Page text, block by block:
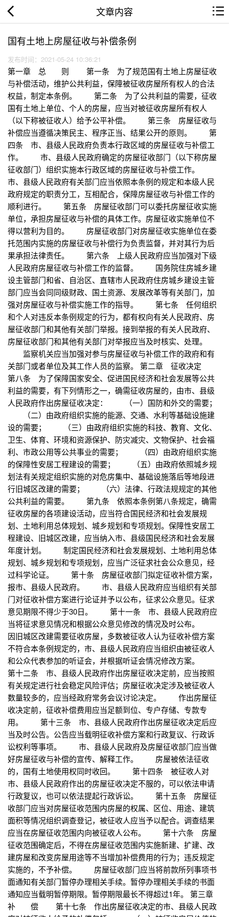
文章内容
国有土地上房屋征收与补偿条例
发布时间：2021-05-24 10:36:21
第一章 总 则 第一条 为了规范国有土地上房屋征收
与补偿活动，维护公共利益，保障被征收房屋所有权人的合法
权益，制定本条例。 第二条 为了公共利益的需要，征收
国有土地上单位、个人的房屋，应当对被征收房屋所有权人
（以下称被征收人）给予公平补偿。 第三条 房屋征收与
补偿应当遵循决策民主、程序正当、结果公开的原则。 第
四条 市、县级人民政府负责本行政区域的房屋征收与补偿工
作。 市、县级人民政府确定的房屋征收部门（以下称房屋
征收部门）组织实施本行政区域的房屋征收与补偿工作。
市、县级人民政府有关部门应当依照本条例的规定和本级人民
政府规定的职责分工，互相配合，保障房屋征收与补偿工作的
顺利进行。 第五条 房屋征收部门可以委托房屋征收实施
单位，承担房屋征收与补偿的具体工作。房屋征收实施单位不
得以营利为目的。 房屋征收部门对房屋征收实施单位在委
托范围内实施的房屋征收与补偿行为负责监督，并对其行为后
果承担法律责任。 第六条 上级人民政府应当加强对下级
人民政府房屋征收与补偿工作的监督。 国务院住房城乡建
设主管部门和省、自治区、直辖市人民政府住房城乡建设主管
部门应当会同同级财政、国土资源、发展改革等有关部门，加
强对房屋征收与补偿实施工作的指导。 第七条 任何组织
和个人对违反本条例规定的行为，都有权向有关人民政府、房
屋征收部门和其他有关部门举报。接到举报的有关人民政府、
房屋征收部门和其他有关部门对举报应当及时核实、处理。
监察机关应当加强对参与房屋征收与补偿工作的政府和有
关部门或者单位及其工作人员的监察。 第二章 征收决定
第八条 为了保障国家安全、促进国民经济和社会发展等公共
利益的需要，有下列情形之一，确需征收房屋的，由市、县级
人民政府作出房屋征收决定： （一）国防和外交的需要；
（二）由政府组织实施的能源、交通、水利等基础设施建
设的需要； （三）由政府组织实施的科技、教育、文化、
卫生、体育、环境和资源保护、防灾减灾、文物保护、社会福
利、市政公用等公共事业的需要； （四）由政府组织实施
的保障性安居工程建设的需要； （五）由政府依照城乡规
划法有关规定组织实施的对危房集中、基础设施落后等地段进
行旧城区改建的需要； （六）法律、行政法规规定的其他
公共利益的需要。 第九条 依照本条例第八条规定，确需
征收房屋的各项建设活动，应当符合国民经济和社会发展规
划、土地利用总体规划、城乡规划和专项规划。保障性安居工
程建设、旧城区改建，应当纳入市、县级国民经济和社会发展
年度计划。 制定国民经济和社会发展规划、土地利用总体
规划、城乡规划和专项规划，应当广泛征求社会公众意见，经
过科学论证。 第十条 房屋征收部门拟定征收补偿方案，
报市、县级人民政府。 市、县级人民政府应当组织有关部
门对征收补偿方案进行论证并予以公布，征求公众意见。征求
意见期限不得少于30日。 第十一条 市、县级人民政府应
当将征求意见情况和根据公众意见修改的情况及时公布。
因旧城区改建需要征收房屋，多数被征收人认为征收补偿方案
不符合本条例规定的，市、县级人民政府应当组织由被征收人
和公众代表参加的听证会，并根据听证会情况修改方案。
第十二条 市、县级人民政府作出房屋征收决定前，应当按照
有关规定进行社会稳定风险评估；房屋征收决定涉及被征收人
数量较多的，应当经政府常务会议讨论决定。 作出房屋征
收决定前，征收补偿费用应当足额到位、专户存储、专款专
用。 第十三条 市、县级人民政府作出房屋征收决定后应
当及时公告。公告应当载明征收补偿方案和行政复议、行政诉
讼权利等事项。 市、县级人民政府及房屋征收部门应当做
好房屋征收与补偿的宣传、解释工作。 房屋被依法征收
的，国有土地使用权同时收回。 第十四条 被征收人对
市、县级人民政府作出的房屋征收决定不服的，可以依法申请
行政复议，也可以依法提起行政诉讼。 第十五条 房屋征
收部门应当对房屋征收范围内房屋的权属、区位、用途、建筑
面积等情况组织调查登记，被征收人应当予以配合。调查结果
应当在房屋征收范围内向被征收人公布。 第十六条 房屋
征收范围确定后，不得在房屋征收范围内实施新建、扩建、改
建房屋和改变房屋用途等不当增加补偿费用的行为；违反规定
实施的，不予补偿。 房屋征收部门应当将前款所列事项书
面通知有关部门暂停办理相关手续。暂停办理相关手续的书面
通知应当载明暂停期限。暂停期限最长不得超过1年。 第三章
补 偿 第十七条 作出房屋征收决定的市、县级人民政